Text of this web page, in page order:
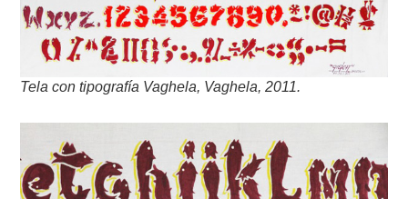
Tela con tipografía Vaghela, Vaghela, 2011.